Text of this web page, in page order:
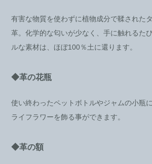
有害な物質を使わずに植物成分で鞣された
革。化学的な匂いが少なく、手に触れるた
ルな素材は、ほぼ100％土に還ります。
◆革の花瓶
使い終わったペットボトルやジャムの小瓶
ライフラワーを飾る事ができます。
◆革の額